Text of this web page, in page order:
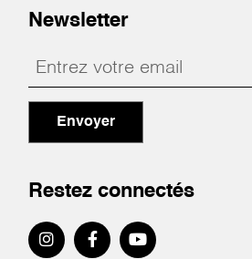
Newsletter
Envoyer
Restez connectés